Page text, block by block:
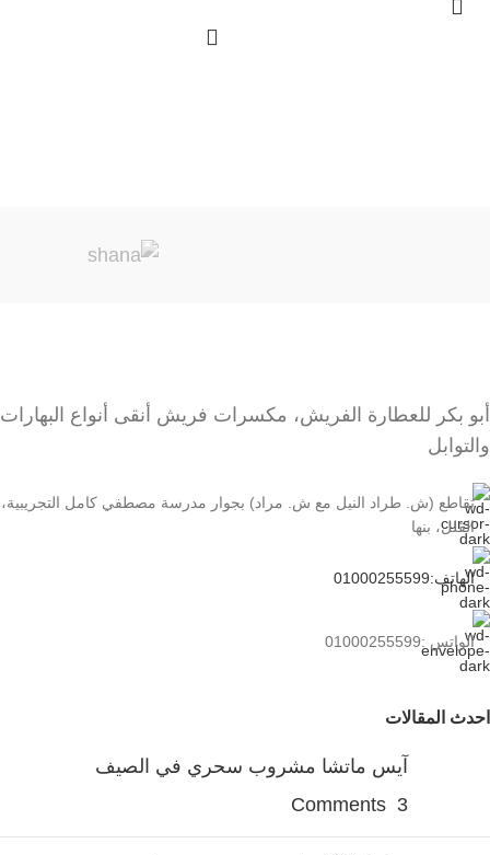
أبو بكر للعطارة الفريش، مكسرات فريش أنقى أنواع البهارات
والتوابل
تقاطع (ش. طراد النيل مع ش. مراد) بجوار مدرسة مصطفي كامل التجريبية،
الڤلل، بنها
الهاتف:01000255599
الواتس :01000255599
احدث المقالات
آيس ماتشا مشروب سحري في الصيف
3 Comments